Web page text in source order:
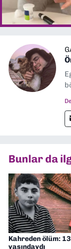
Bunlar da
Kahreden ölüm: 13
yaşındaydı